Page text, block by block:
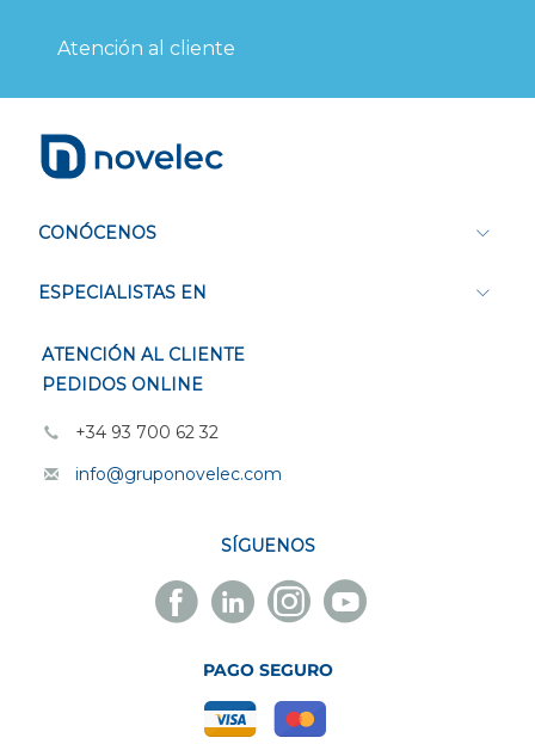
Atención al cliente
CONÓCENOS
ESPECIALISTAS EN
ATENCIÓN AL CLIENTE
PEDIDOS ONLINE
+34 93 700 62 32
info@gruponovelec.com
SÍGUENOS
Facebook
Novelec
Linkedin
Novelec
Instagram
Novelec
Youtube
Novelec
PAGO SEGURO